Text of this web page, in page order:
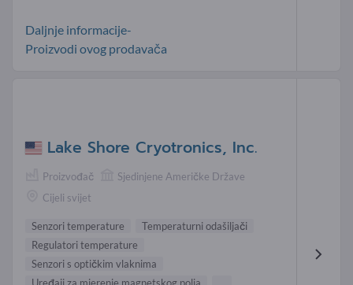
Daljnje informacije-
Proizvodi ovog prodavača
Lake Shore Cryotronics, Inc.
Proizvođač
Sjedinjene Američke Države
Cijeli svijet
Senzori temperature
Temperaturni odašiljači
Regulatori temperature
Senzori s optičkim vlaknima